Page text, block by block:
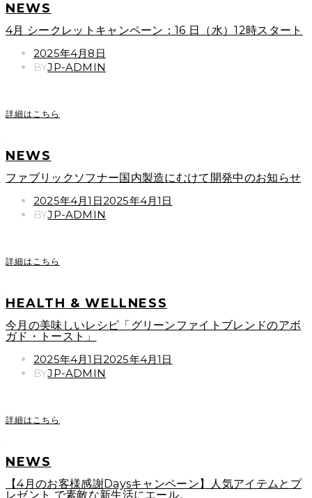
NEWS
4月 シークレットキャンペーン：16 日（水）12時スタート
POSTED
ON
2025年4月8日
BYJP-ADMIN
詳細はこちら
NEWS
ファブリックソフナー国内製造にむけて開発中のお知らせ
POSTED
ON
2025年4月1日2025年4月1日
BYJP-ADMIN
詳細はこちら
HEALTH & WELLNESS
今月の美味しいレシピ「グリーンファイトブレンドのアボ
ガド・トースト」
POSTED
ON
2025年4月1日2025年4月1日
BYJP-ADMIN
詳細はこちら
NEWS
【4月のお客様感謝Daysキャンペーン】人気アイテムとプ
レゼント で素敵な新生活にエール。